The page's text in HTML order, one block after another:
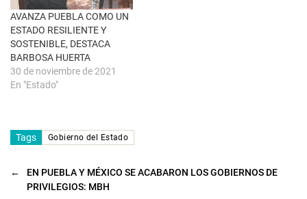
a
n
u
e
v
a
)
AVANZA PUEBLA COMO UN
ESTADO RESILIENTE Y
SOSTENIBLE, DESTACA
BARBOSA HUERTA
30 de noviembre de 2021
En "Estado"
Tags Gobierno del Estado
←
EN PUEBLA Y MÉXICO SE ACABARON LOS GOBIERNOS DE
PRIVILEGIOS: MBH